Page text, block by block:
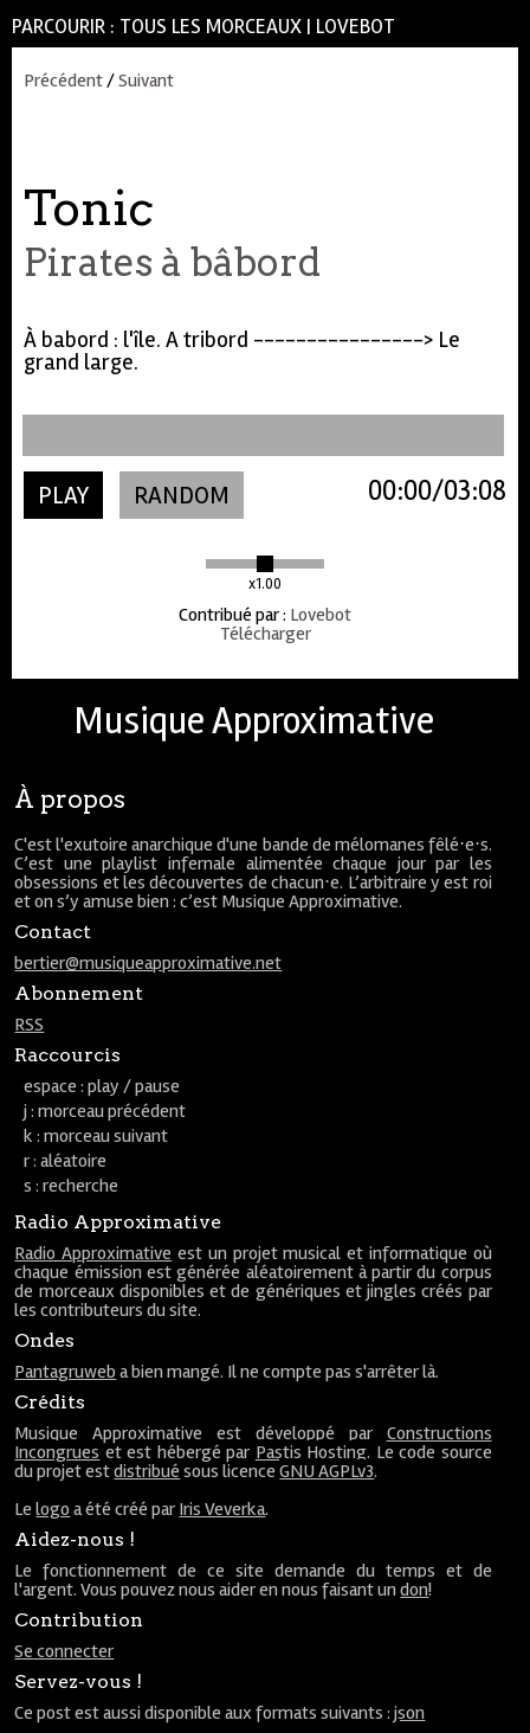
PARCOURIR : TOUS LES MORCEAUX | LOVEBOT
Précédent/Suivant
Tonic
Pirates à bâbord
À babord : l'île. A tribord ----------------> Le
grand large.
PLAY RANDOM
x1.00
03:08
00:00
Contribué par: Lovebot
Télécharger
Musique Approximative
À propos
C'est l'exutoire anarchique d'une bande de mélomanes fêlé⋅e⋅s.
C’est une playlist infernale alimentée chaque jour par les
obsessions et les découvertes de chacun⋅e. L’arbitraire y est roi
et on s’y amuse bien : c’est Musique Approximative.
Contact
bertier@musiqueapproximative.net
Abonnement
RSS
Raccourcis
espace : play / pause
j : morceau précédent
k : morceau suivant
r : aléatoire
s : recherche
Radio Approximative
Radio Approximative est un projet musical et informatique où
chaque émission est générée aléatoirement à partir du corpus
de morceaux disponibles et de génériques et jingles créés par
les contributeurs du site.
Ondes
Pantagruweb a bien mangé. Il ne compte pas s'arrêter là.
Crédits
Musique Approximative est développé par Constructions
Incongrues et est hébergé par Pastis Hosting. Le code source
du projet estdistribué sous licenceGNU AGPLv3.
Lelogo a été créé par Iris Veverka.
Aidez-nous !
Le fonctionnement de ce site demande du temps et de
l'argent. Vous pouvez nous aider en nous faisant undon!
Contribution
Se connecter
Servez-vous !
Ce post est aussi disponible aux formats suivants :json